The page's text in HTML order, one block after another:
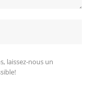
laissez-nous un